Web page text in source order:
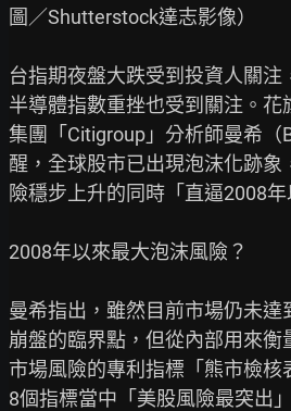
圖／Shutterstock達志影像）
台指期夜盤大跌受到投資人關
半導體指數重挫也受到關注。花
集團「Citigroup」分析師曼希（
醒，全球股市已出現泡沫化跡象
險穩步上升的同時「直逼2008年
2008年以來最大泡沫風險？
曼希指出，雖然目前市場仍未達
崩盤的臨界點，但從內部用來衡
市場風險的專利指標「熊市檢核
8個指標當中「美股風險最突出」